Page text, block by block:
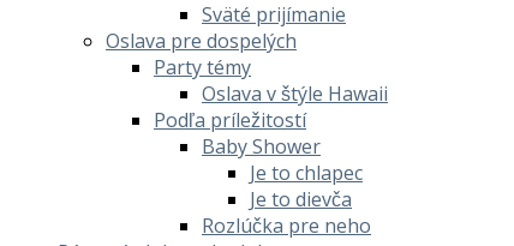
Sväté prijímanie
Oslava pre dospelých
Party témy
Oslava v štýle Hawaii
Podľa príležitostí
Baby Shower
Je to chlapec
Je to dievča
Rozlúčka pre neho